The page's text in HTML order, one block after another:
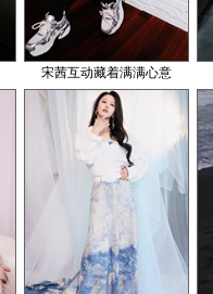
宋茜互动藏着满满心意